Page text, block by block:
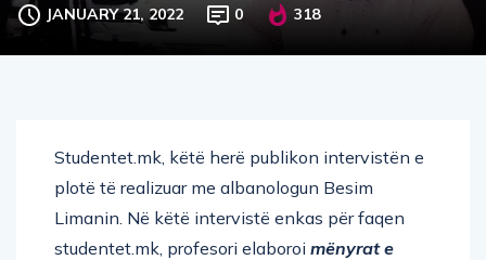
JANUARY 21, 2022 0 318
Studentet.mk, këtë herë publikon intervistën e
plotë të realizuar me albanologun Besim
Limanin. Në këtë intervistë enkas për faqen
studentet.mk, profesori elaboroi mënyrat e